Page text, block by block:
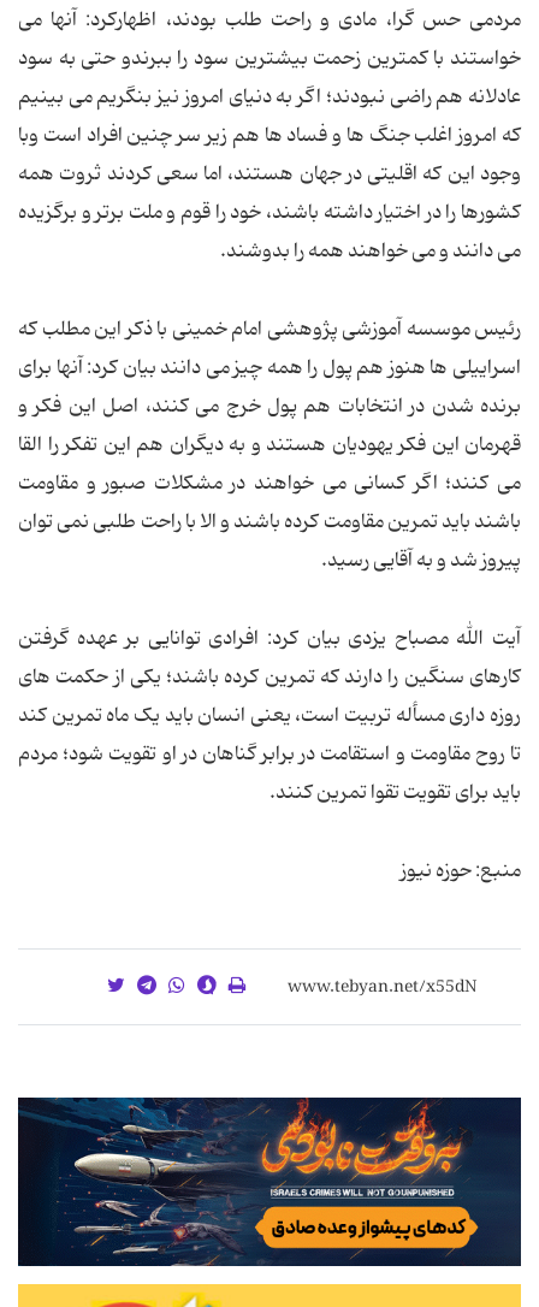
مردمی حس گرا، مادی و راحت طلب بودند، اظهارکرد: آنها می
خواستند با کمترین زحمت بیشترین سود را ببرندو حتی به سود
عادلانه هم راضی نبودند؛ اگر به دنیای امروز نیز بنگریم می بینیم
که امروز اغلب جنگ ها و فساد ها هم زیر سر چنین افراد است وبا
وجود این که اقلیتی در جهان هستند، اما سعی کردند ثروت همه
کشورها را در اختیار داشته باشند، خود را قوم و ملت برتر و برگزیده
می دانند و می خواهند همه را بدوشند.
رئیس موسسه آموزشی پژوهشی امام خمینی با ذکر این مطلب که
اسراییلی ها هنوز هم پول را همه چیز می دانند بیان کرد: آنها برای
برنده شدن در انتخابات هم پول خرج می کنند، اصل این فکر و
قهرمان این فکر یهودیان هستند و به دیگران هم این تفکر را القا
می کنند؛ اگر کسانی می خواهند در مشکلات صبور و مقاومت
باشند باید تمرین مقاومت کرده باشند و الا با راحت طلبی نمی توان
پیروز شد و به آقایی رسید.
آیت الله مصباح یزدی بیان کرد: افرادی توانایی بر عهده گرفتن
کارهای سنگین را دارند که تمرین کرده باشند؛ یکی از حکمت های
روزه داری مسأله تربیت است، یعنی انسان باید یک ماه تمرین کند
تا روح مقاومت و استقامت در برابر گناهان در او تقویت شود؛ مردم
باید برای تقویت تقوا تمرین کنند.
منبع: حوزه نیوز